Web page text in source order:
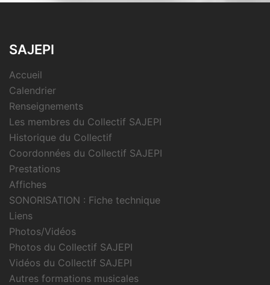
SAJEPI
Accueil
Calendrier
Renseignements
Les membres du Collectif SAJEPI
Historique du Collectif
Coordonnées du Collectif SAJEPI
Prestations
Affiches
SONORISATION : Fiche technique
Liens
Photos/Vidéos
Photos du Collectif SAJEPI
Vidéos du Collectif SAJEPI
Autres formations musicales